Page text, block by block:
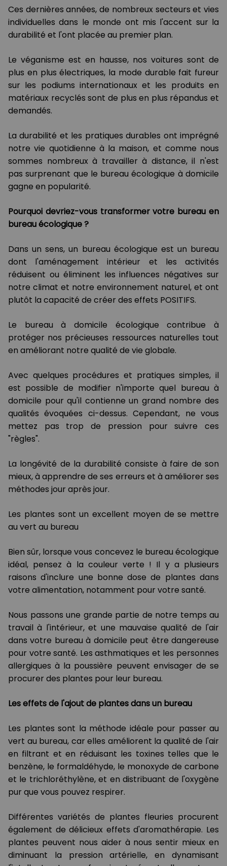
Ces dernières années, de nombreux secteurs et vies
individuelles dans le monde ont mis l'accent sur la
durabilité et l'ont placée au premier plan.
Le véganisme est en hausse, nos voitures sont de
plus en plus électriques, la mode durable fait fureur
sur les podiums internationaux et les produits en
matériaux recyclés sont de plus en plus répandus et
demandés.
La durabilité et les pratiques durables ont imprégné
notre vie quotidienne à la maison, et comme nous
sommes nombreux à travailler à distance, il n'est
pas surprenant que le bureau écologique à domicile
gagne en popularité.
Pourquoi devriez-vous transformer votre bureau en
bureau écologique ?
Dans un sens, un bureau écologique est un bureau
dont l'aménagement intérieur et les activités
réduisent ou éliminent les influences négatives sur
notre climat et notre environnement naturel, et ont
plutôt la capacité de créer des effets POSITIFS.
Le bureau à domicile écologique contribue à
protéger nos précieuses ressources naturelles tout
en améliorant notre qualité de vie globale.
Avec quelques procédures et pratiques simples, il
est possible de modifier n'importe quel bureau à
domicile pour qu'il contienne un grand nombre des
qualités évoquées ci-dessus. Cependant, ne vous
mettez pas trop de pression pour suivre ces
"règles".
La longévité de la durabilité consiste à faire de son
mieux, à apprendre de ses erreurs et à améliorer ses
méthodes jour après jour.
Les plantes sont un excellent moyen de se mettre
au vert au bureau
Bien sûr, lorsque vous concevez le bureau écologique
idéal, pensez à la couleur verte ! Il y a plusieurs
raisons d'inclure une bonne dose de plantes dans
votre alimentation, notamment pour votre santé.
Nous passons une grande partie de notre temps au
travail à l'intérieur, et une mauvaise qualité de l'air
dans votre bureau à domicile peut être dangereuse
pour votre santé. Les asthmatiques et les personnes
allergiques à la poussière peuvent envisager de se
procurer des plantes pour leur bureau.
Les effets de l'ajout de plantes dans un bureau
Les plantes sont la méthode idéale pour passer au
vert au bureau, car elles améliorent la qualité de l'air
en filtrant et en réduisant les toxines telles que le
benzène, le formaldéhyde, le monoxyde de carbone
et le trichloréthylène, et en distribuant de l'oxygène
pur que vous pouvez respirer.
Différentes variétés de plantes fleuries procurent
également de délicieux effets d'aromathérapie. Les
plantes peuvent nous aider à nous sentir mieux en
diminuant la pression artérielle, en dynamisant